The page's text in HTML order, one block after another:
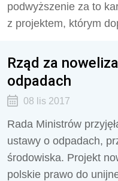
podwyższenie za to
z projektem, którym
Rząd za
odpadach
08 lis 2017
Rada Ministrów
ustawy o odpadach,
środowiska. Projekt
polskie prawo do